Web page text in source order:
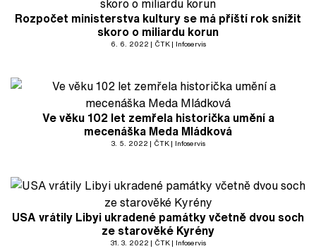
Rozpočet ministerstva kultury se má příští rok snížit
skoro o miliardu korun
6. 6. 2022 ČTK Infoservis
Ve věku 102 let zemřela historička umění a
mecenáška Meda Mládková
3. 5. 2022 ČTK Infoservis
USA vrátily Libyi ukradené památky včetně dvou soch
ze starověké Kyrény
31. 3. 2022 ČTK Infoservis